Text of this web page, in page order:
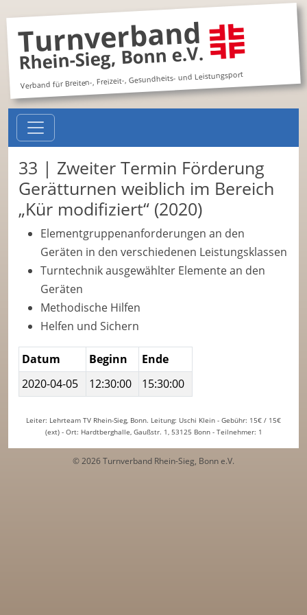
Turnverband
Rhein-Sieg, Bonn e.V.
Verband für Breiten-, Freizeit-, Gesundheits- und Leistungsport
33 | Zweiter Termin Förderung
Gerätturnen weiblich im Bereich
„Kür modifiziert“ (2020)
Elementgruppenanforderungen an den
Geräten in den verschiedenen Leistungsklassen
Turntechnik ausgewählter Elemente an den
Geräten
Methodische Hilfen
Helfen und Sichern
Datum Beginn
Ende
2020-04-05
12:30:00 15:30:00
Leiter: Lehrteam TV Rhein-Sieg, Bonn. Leitung: Uschi Klein - Gebühr: 15€ / 15€
(ext) - Ort: Hardtberghalle, Gaußstr. 1, 53125 Bonn - Teilnehmer: 1
© 2026 Turnverband Rhein-Sieg, Bonn e.V.